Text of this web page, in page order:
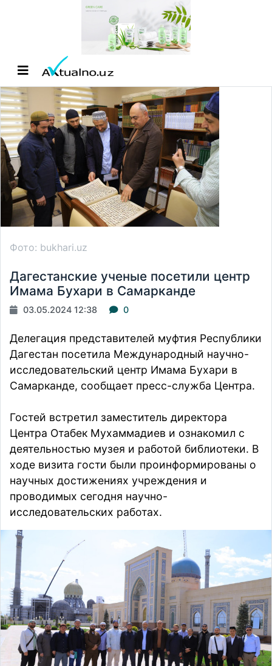
Фото: bukhari.uz
Дагестанские ученые посетили центр
Имама Бухари в Самарканде
03.05.2024 12:38 0
Делегация представителей муфтия Республики
Дагестан посетила Международный научно-
исследовательский центр Имама Бухари в
Самарканде, сообщает пресс-служба Центра.
Гостей встретил заместитель директора
Центра Отабек Мухаммадиев и ознакомил с
деятельностью музея и работой библиотеки. В
ходе визита гости были проинформированы о
научных достижениях учреждения и
проводимых сегодня научно-
исследовательских работах.